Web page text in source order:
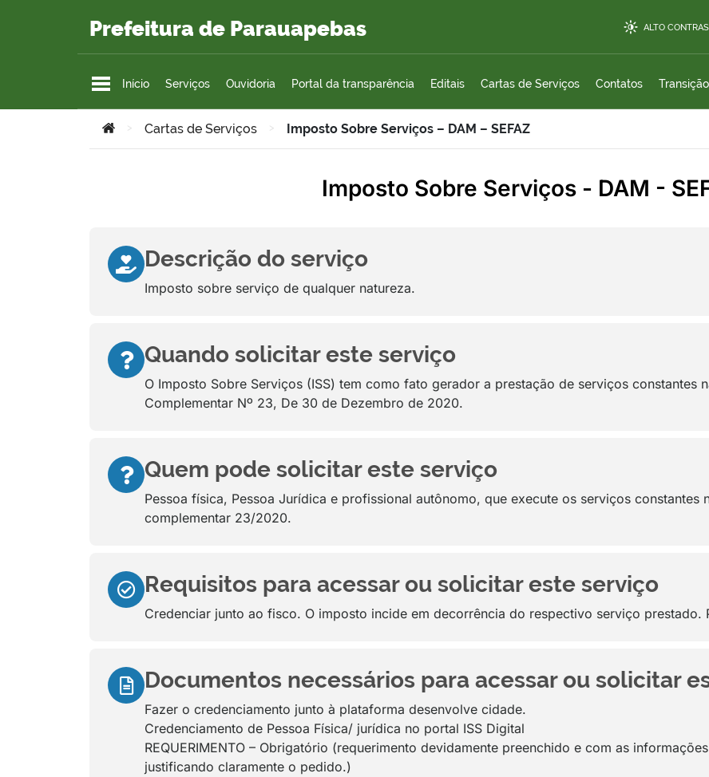
Prefeitura de Parauapebas ALTO
Início Serviços Ouvidoria Portal da transparência Editais Cartas de Serviços Contatos
Você está aqui:
> Cartas de Serviços > Imposto Sobre Serviços – DAM – SEFAZ
Imposto Sobre Serviços - DAM -
Descrição do serviço
Imposto sobre serviço de qualquer natureza.
Quando solicitar este serviço
O Imposto Sobre Serviços (ISS) tem como fato gerador a prestação de serviços constantes
Complementar Nº 23, De 30 de Dezembro de 2020.
Quem pode solicitar este serviço
Pessoa física, Pessoa Jurídica e profissional autônomo, que execute os serviços constantes
complementar 23/2020.
Requisitos para acessar ou solicitar este serviço
Credenciar junto ao fisco. O imposto incide em decorrência do respectivo serviço prestado.
Documentos necessários para acessar ou solicitar
Fazer o credenciamento junto à plataforma desenvolve cidade.
Credenciamento de Pessoa Física/ jurídica no portal ISS Digital
REQUERIMENTO – Obrigatório (requerimento devidamente preenchido e com as
justificando claramente o pedido.)